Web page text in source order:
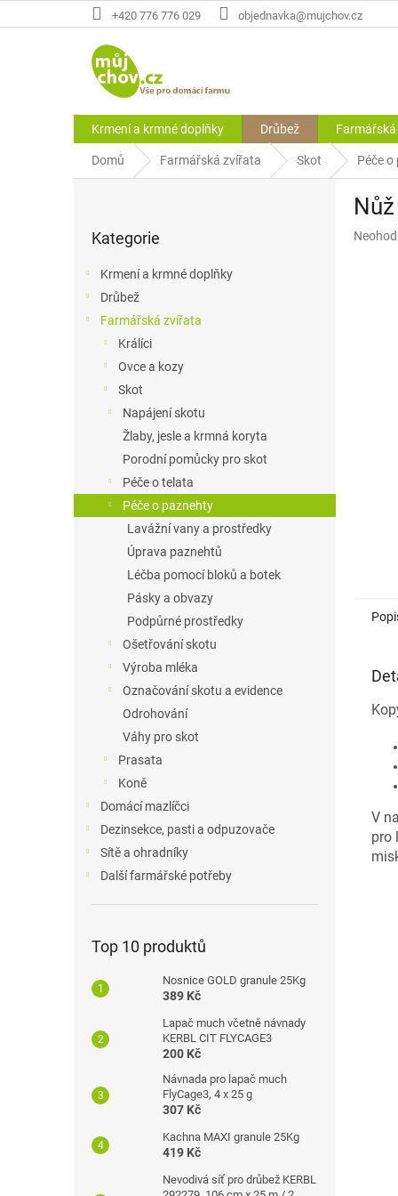
na
+420 776 776 029 objednavka@mujchov.cz
Krmení a krmné doplňky Drůbež
Domů Farmářská zvířata Skot Péče
kategorie
Kategorie
Krmení a krmné doplňky
Drůbež
Farmářská zvířata
Králíci
Ovce a kozy
Skot
Napájení skotu
Žlaby, jesle a krmná koryta
Porodní pomůcky pro skot
Péče o telata
Péče o paznehty
Lavážní vany a prostředky
Úprava paznehtů
Léčba pomocí bloků a botek
Pásky a obvazy
Podpůrné prostředky
Ošetřování skotu
Výroba mléka
Označování skotu a evidence
Odrohování
Váhy pro skot
Prasata
Koně
Domácí mazlíčci
Dezinsekce, pasti a odpuzovače
Sítě a ohradníky
Další farmářské potřeby
Top 10 produktů
Nosnice GOLD granule 25Kg
389 Kč
Lapač much včetně návnady
KERBL CIT FLYCAGE3
200 Kč
Návnada pro lapač much
FlyCage3, 4 x 25 g
307 Kč
Kachna MAXI granule 25Kg
419 Kč
Nevodivá síť pro drůbež KERBL
V
pro